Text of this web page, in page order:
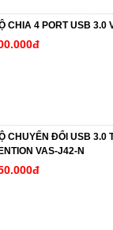
CHIA 4 PORT USB 3.0
CHUYỂN ĐỔI USB 3.0
VAS-J42-N